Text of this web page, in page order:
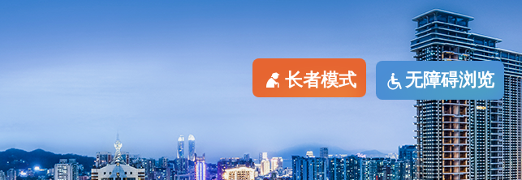
长者模式 无障碍浏览